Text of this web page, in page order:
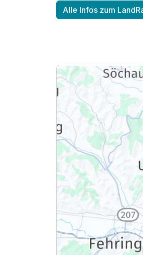
Ausstattung
Zusatznächte
Für 3 Tage
Doppelzimmer
Alle Infos zum